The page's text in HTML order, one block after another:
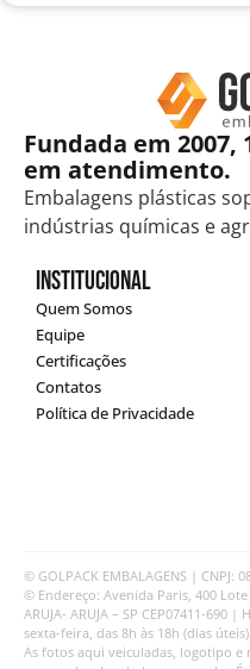
Fundada em 2007,
em atendimento.
Embalagens plásticas
indústrias químicas e
Institucional
Quem Somos
Equipe
Certificações
Contatos
Política de Privacidade
© GOLPACK EMBALAGENS | CNPJ:
© Endereço: Avenida Paris, 400 Lote
ARUJA- ARUJA – SP CEP07411-
sexta-feira, das 8h às 18h (dias úteis).
As fotos aqui veiculadas, logotipo